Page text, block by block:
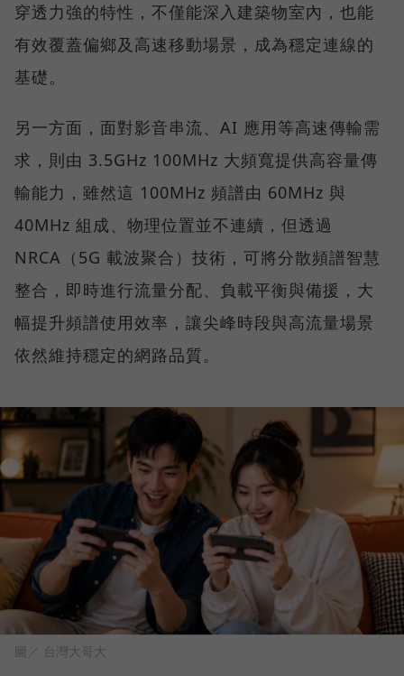
穿透力強的特性，不僅能深入建築物室內，也能
有效覆蓋偏鄉及高速移動場景，成為穩定連線的
基礎。
另一方面，面對影音串流、AI 應用等高速傳輸需
求，則由 3.5GHz 100MHz 大頻寬提供高容量傳
輸能力，雖然這 100MHz 頻譜由 60MHz 與
40MHz 組成、物理位置並不連續，但透過
NRCA（5G 載波聚合）技術，可將分散頻譜智慧
整合，即時進行流量分配、負載平衡與備援，大
幅提升頻譜使用效率，讓尖峰時段與高流量場景
依然維持穩定的網路品質。
圖／ 台灣大哥大